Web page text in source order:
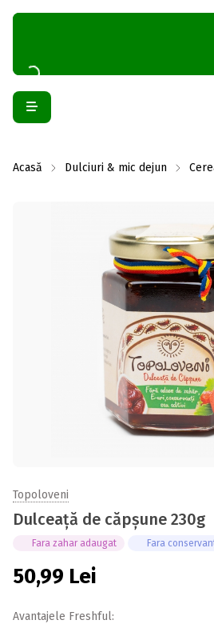
Acasă Dulciuri & mic dejun
Topoloveni
Dulceață de căpșune 230g
Fara zahar adaugat Fara
50,99 Lei
Avantajele Freshful: